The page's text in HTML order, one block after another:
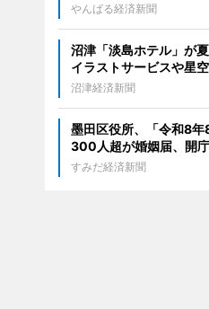
やんばる経済新聞
沼津「淡島ホテル」が
イラストサービスや星
沼津経済新聞
墨田区役所、「令和8
300人超が婚姻届、開
すみだ経済新聞